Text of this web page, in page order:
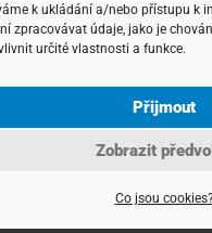
k ukládání a/nebo přístupu k
zpracovávat údaje, jako je
určité vlastnosti a funkce.
Přijmout
Zobrazit
Co jsou